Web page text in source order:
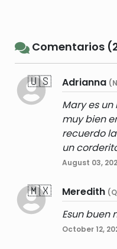
Comentarios
🇺🇸 Adrianna
Mary es
muy bien
recuerdo
un
August 03,
🇲🇽 Meredith
Esun buen
October 12,